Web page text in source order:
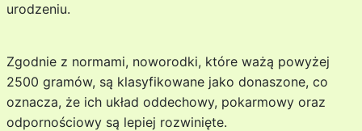
urodzeniu.
Zgodnie z normami, noworodki, które ważą powyżej
2500 gramów, są klasyfikowane jako donaszone, co
oznacza, że ich układ oddechowy, pokarmowy oraz
odpornościowy są lepiej rozwinięte.